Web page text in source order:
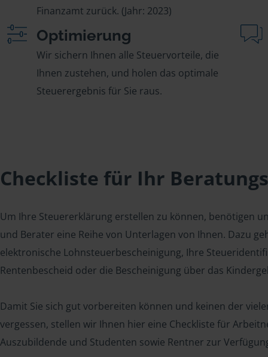
Finanzamt zurück. (Jahr: 2023)
Optimierung
Wir sichern Ihnen alle Steuervorteile, die
Ihnen zustehen, und holen das optimale
Steuerergebnis für Sie raus.
Checkliste für Ihr
Um Ihre Steuererklärung erstellen zu können, benötigen
und Berater eine Reihe von Unterlagen von Ihnen. Dazu
elektronische Lohnsteuerbescheinigung, Ihre
Rentenbescheid oder die Bescheinigung über das
Damit Sie sich gut vorbereiten können und keinen der
vergessen, stellen wir Ihnen hier eine Checkliste für
Auszubildende und Studenten sowie Rentner zur